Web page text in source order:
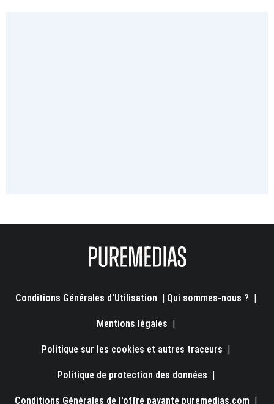
Conditions Générales d'Utilisation Qui sommes-nous ?
Mentions légales
Politique sur les cookies et autres traceurs
Politique de protection des données
Conditions Générales de l'offre payante puremedias.com